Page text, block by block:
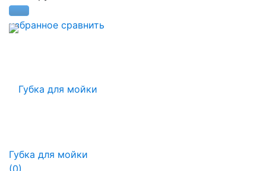
избранное сравнить
Губка для мойки